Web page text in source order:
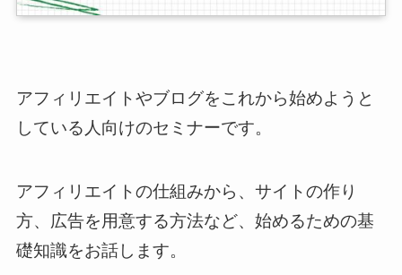
アフィリエイトやブログをこれから始めようと
している人向けのセミナーです。
アフィリエイトの仕組みから、サイトの作り
方、広告を用意する方法など、始めるための基
礎知識をお話します。